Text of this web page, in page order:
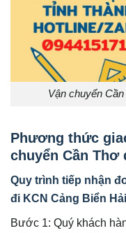
Vận chuyển
Phương thức
chuyển Cần Thơ
Quy trình tiếp nhận
đi KCN Cảng Biển
Bước 1: Quý khách